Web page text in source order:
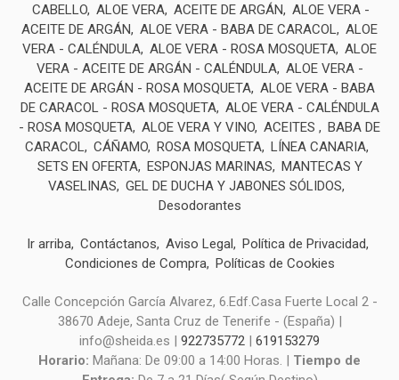
CABELLO ALOE VERA ACEITE DE ARGÁN
ALOE VERA -
ACEITE DE ARGÁN
ALOE VERA - BABA DE CARACOL ALOE
VERA - CALÉNDULA ALOE VERA - ROSA MOSQUETA ALOE
VERA - ACEITE DE ARGÁN - CALÉNDULA ALOE VERA -
ACEITE DE ARGÁN - ROSA MOSQUETA ALOE VERA - BABA
DE CARACOL - ROSA MOSQUETA ALOE VERA - CALÉNDULA
- ROSA MOSQUETA ALOE VERA Y VINO ACEITES
BABA DE
CARACOL CÁÑAMO ROSA MOSQUETA LÍNEA CANARIA
SETS EN OFERTA ESPONJAS MARINAS
MANTECAS Y
VASELINAS
GEL DE DUCHA Y JABONES SÓLIDOS
Desodorantes
Ir arriba Contáctanos Aviso Legal
Política de Privacidad
Condiciones de Compra Políticas de Cookies
Calle Concepción García Alvarez, 6.Edf.Casa Fuerte Local 2 -
38670 Adeje, Santa Cruz de Tenerife - (España) |
info@sheida.es | 922735772 | 619153279
Horario: Mañana: De 09:00 a 14:00 Horas. | Tiempo de